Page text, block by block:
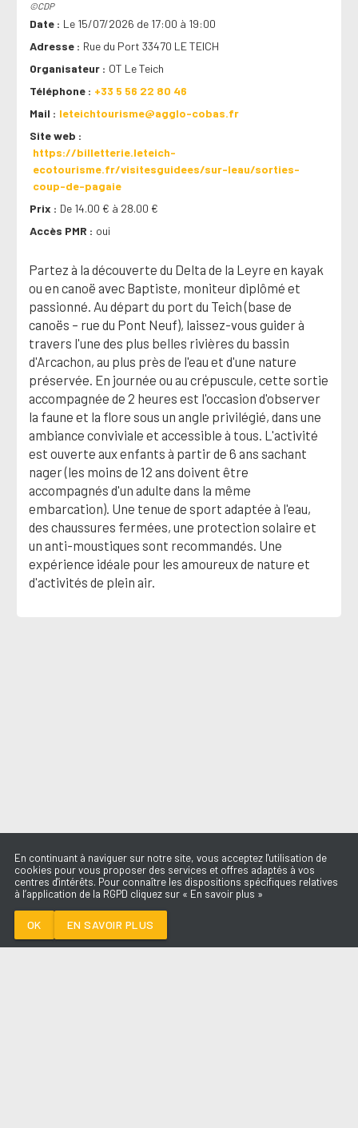
©CDP
Date
Le 15/07/2026 de 17:00 à 19:00
Adresse
Rue du Port 33470 LE TEICH
Organisateur
OT Le Teich
Téléphone
+33 5 56 22 80 46
Mail
leteichtourisme@agglo-cobas.fr
Site web
https://billetterie.leteich-
ecotourisme.fr/visitesguidees/sur-leau/sorties-
coup-de-pagaie
Prix
De 14.00 € à 28.00 €
Accès PMR
oui
Partez à la découverte du Delta de la Leyre en kayak
ou en canoë avec Baptiste, moniteur diplômé et
passionné. Au départ du port du Teich (base de
canoës – rue du Pont Neuf), laissez-vous guider à
travers l'une des plus belles rivières du bassin
d'Arcachon, au plus près de l'eau et d'une nature
préservée. En journée ou au crépuscule, cette sortie
accompagnée de 2 heures est l'occasion d'observer
la faune et la flore sous un angle privilégié, dans une
ambiance conviviale et accessible à tous. L'activité
est ouverte aux enfants à partir de 6 ans sachant
nager (les moins de 12 ans doivent être
accompagnés d'un adulte dans la même
embarcation). Une tenue de sport adaptée à l'eau,
des chaussures fermées, une protection solaire et
un anti-moustiques sont recommandés. Une
expérience idéale pour les amoureux de nature et
d'activités de plein air.
En continuant à naviguer sur notre site, vous acceptez l'utilisation de
cookies pour vous proposer des services et offres adaptés à vos
centres d'intérêts. Pour connaître les dispositions spécifiques relatives
à l’application de la RGPD cliquez sur « En savoir plus »
OK EN SAVOIR PLUS